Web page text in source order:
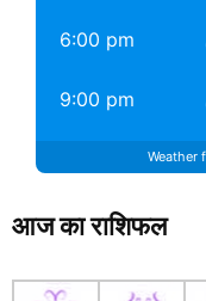
6:00 pm
9:00 pm
Weather
आज का राशिफल